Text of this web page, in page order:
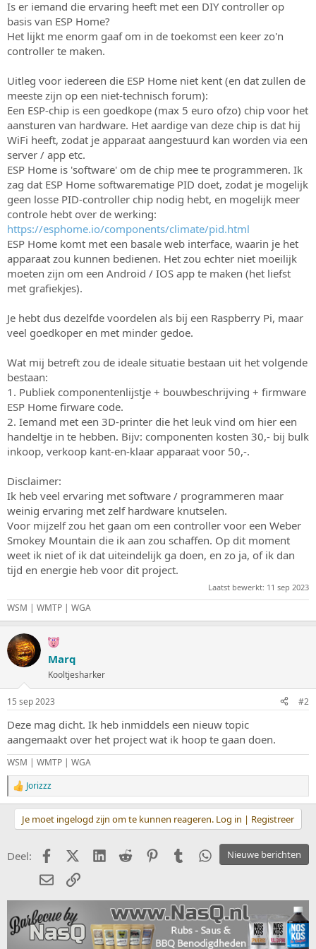
s
t
a
t
r
m
Is er iemand die ervaring heeft met een DIY controller op
basis van ESP Home?
Het lijkt me enorm gaaf om in de toekomst een keer zo'n
controller te maken.
Uitleg voor iedereen die ESP Home niet kent (en dat zullen de
meeste zijn op een niet-technisch forum):
Een ESP-chip is een goedkope (max 5 euro ofzo) chip voor het
aansturen van hardware. Het aardige van deze chip is dat hij
WiFi heeft, zodat je apparaat aangestuurd kan worden via een
server / app etc.
ESP Home is 'software' om de chip mee te programmeren. Ik
zag dat ESP Home softwarematige PID doet, zodat je mogelijk
geen losse PID-controller chip nodig hebt, en mogelijk meer
controle hebt over de werking:
https://esphome.io/components/climate/pid.html
ESP Home komt met een basale web interface, waarin je het
apparaat zou kunnen bedienen. Het zou echter niet moeilijk
moeten zijn om een Android / IOS app te maken (het liefst
met grafiekjes).
Je hebt dus dezelfde voordelen als bij een Raspberry Pi, maar
veel goedkoper en met minder gedoe.
Wat mij betreft zou de ideale situatie bestaan uit het volgende
bestaan:
1. Publiek componentenlijstje + bouwbeschrijving + firmware
ESP Home firware code.
2. Iemand met een 3D-printer die het leuk vind om hier een
handeltje in te hebben. Bijv: componenten kosten 30,- bij bulk
inkoop, verkoop kant-en-klaar apparaat voor 50,-.
Disclaimer:
Ik heb veel ervaring met software / programmeren maar
weinig ervaring met zelf hardware knutselen.
Voor mijzelf zou het gaan om een controller voor een Weber
Smokey Mountain die ik aan zou schaffen. Op dit moment
weet ik niet of ik dat uiteindelijk ga doen, en zo ja, of ik dan
tijd en energie heb voor dit project.
Laatst bewerkt: 11 sep 2023
WSM | WMTP | WGA
Marq
Kooltjesharker
15 sep 2023 #2
Deze mag dicht. Ik heb inmiddels een nieuw topic
aangemaakt over het project wat ik hoop te gaan doen.
WSM | WMTP | WGA
W
a
a
r
e
n
:
Jorizzz
Je moet ingelogd zijn om te kunnen reageren. Log in | Registreer
Nieuwe berichten
Deel: FacebookX (Twitter)
LinkedIn
Reddit PinterestTumblrWhatsApp
E-mailkoppeling